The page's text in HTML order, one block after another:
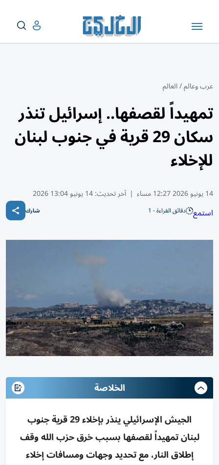
عرب وعالم/العالم
تمهيداً لقصفها.. إسرائيل تنذر
سكان 29 قرية في جنوب لبنان
للإخلاء
14 يونيو 2026 12:27 مساء | آخر تحديث:14 يونيو 13:04 2026
استمع دقائق القراءة - 1 شارك
الخلاصة
الجيش الإسرائيلي ينذر بإخلاء 29 قرية جنوب
لبنان تمهيداً لقصفها بسبب خرق حزب الله وقف
إطلاق النار، مع تحديد وجهات ومسافات إخلاء